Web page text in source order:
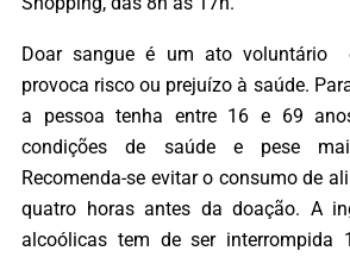
Doar sangue é um ato voluntário
provoca risco ou prejuízo à saúde.
a pessoa tenha entre 16 e 69
condições de saúde e pese
Recomenda-se evitar o consumo de
quatro horas antes da doação. A
alcoólicas tem de ser interrompida